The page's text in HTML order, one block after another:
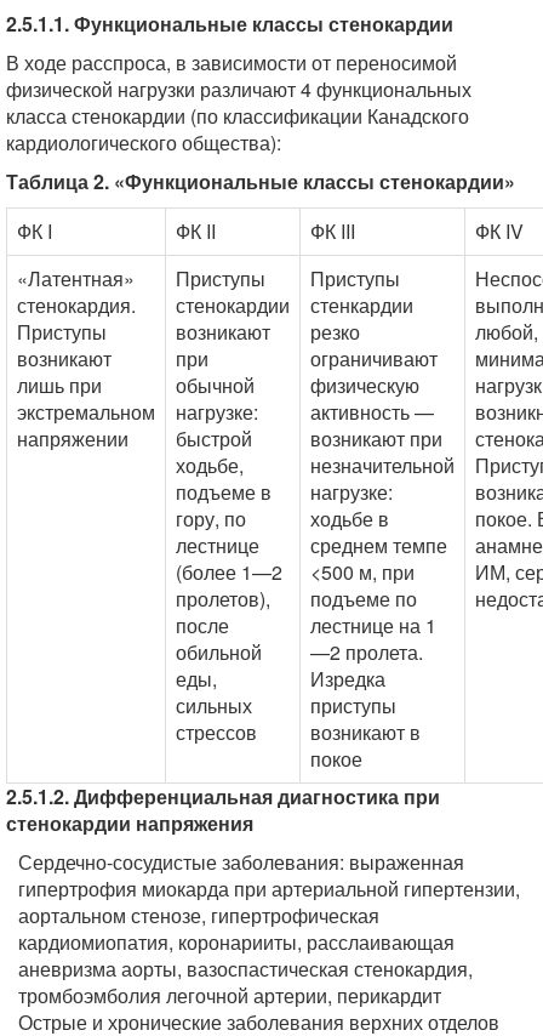
2.5.1.1. Функциональные классы стенокардии
В ходе расспроса, в зависимости от переносимой
физической нагрузки различают 4 функциональных
класса стенокардии (по классификации Канадского
кардиологического общества):
Таблица 2. «Функциональные классы стенокардии»
ФК I
ФК II ФК III
ФК IV
«Латентная»
стенокардия.
Приступы
возникают
лишь при
экстремальном
напряжении
Приступы
стенокардии
возникают
при
обычной
нагрузке:
быстрой
ходьбе,
подъеме в
гору, по
лестнице
(более 1—2
пролетов),
после
обильной
еды,
сильных
стрессов
Приступы
стенкардии
резко
ограничивают
физическую
активность —
возникают при
незначительной
нагрузке:
ходьбе в
среднем темпе
<500 м, при
подъеме по
лестнице на 1
—2 пролета.
Изредка
приступы
возникают в
покое
покое.
ИМ,
2.5.1.2. Дифференциальная диагностика при
стенокардии напряжения
Сердечно-сосудистые заболевания: выраженная
гипертрофия миокарда при артериальной гипертензии,
аортальном стенозе, гипертрофическая
кардиомиопатия, коронарииты, расслаивающая
аневризма аорты, вазоспастическая стенокардия,
тромбоэмболия легочной артерии, перикардит
Острые и хронические заболевания верхних отделов